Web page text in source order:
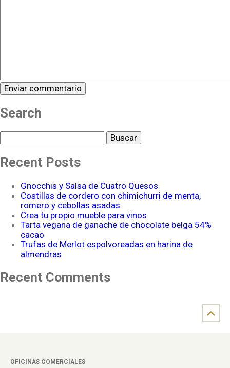
Search
Recent Posts
Gnocchis y Salsa de Cuatro Quesos
Costillas de cordero con chimichurri de menta,
romero y cebollas asadas
Crea tu propio mueble para vinos
Tarta vegana de ganache de chocolate belga 54%
cacao
Trufas de Merlot espolvoreadas en harina de
almendras
Recent Comments
OFICINAS COMERCIALES